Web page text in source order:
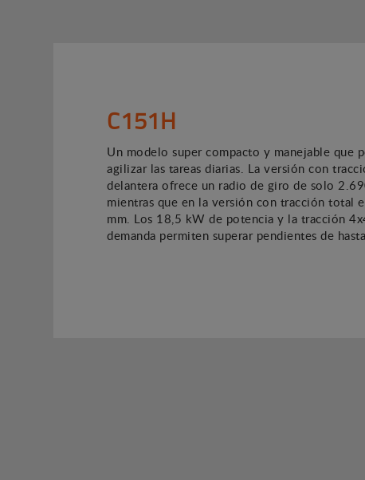
C151H
Un modelo super compacto y manejable que
agilizar las tareas diarias. La versión con
delantera ofrece un radio de giro de solo
mientras que en la versión con tracción total
mm. Los 18,5 kW de potencia y la tracción
demanda permiten superar pendientes de